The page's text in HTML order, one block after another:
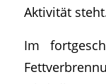
Aktivität
Im